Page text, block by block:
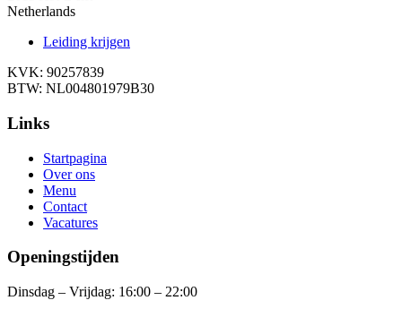
Netherlands
Leiding krijgen
KVK: 90257839
BTW: NL004801979B30
Links
Startpagina
Over ons
Menu
Contact
Vacatures
Openingstijden
Dinsdag – Vrijdag: 16:00 – 22:00